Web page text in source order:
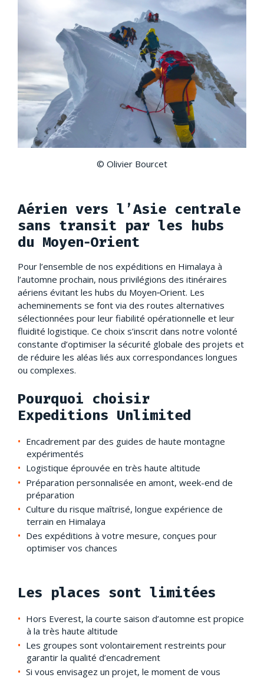
© Olivier Bourcet
Aérien vers l’Asie centrale
sans transit par les hubs
du Moyen‑Orient
Pour l’ensemble de nos expéditions en Himalaya à
l’automne prochain, nous privilégions des itinéraires
aériens évitant les hubs du Moyen‑Orient. Les
acheminements se font via des routes alternatives
sélectionnées pour leur fiabilité opérationnelle et leur
fluidité logistique. Ce choix s’inscrit dans notre volonté
constante d’optimiser la sécurité globale des projets et
de réduire les aléas liés aux correspondances longues
ou complexes.
Pourquoi choisir
Expeditions Unlimited
Encadrement par des guides de haute montagne
expérimentés
Logistique éprouvée en très haute altitude
Préparation personnalisée en amont, week-end de
préparation
Culture du risque maîtrisé, longue expérience de
terrain en Himalaya
Des expéditions à votre mesure, conçues pour
optimiser vos chances
Les places sont limitées
Hors Everest, la courte saison d’automne est propice
à la très haute altitude
Les groupes sont volontairement restreints pour
garantir la qualité d’encadrement
Si vous envisagez un projet, le moment de vous